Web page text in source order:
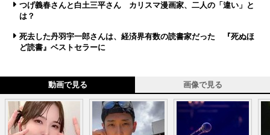
つげ義春さんと白土三平さん カリスマ漫画家、二人の「違い」と
は？
死去した丹羽宇一郎さんは、経済界有数の読書家だった 『死ぬほ
ど読書』ベストセラーに
動画で見る 画像で見る